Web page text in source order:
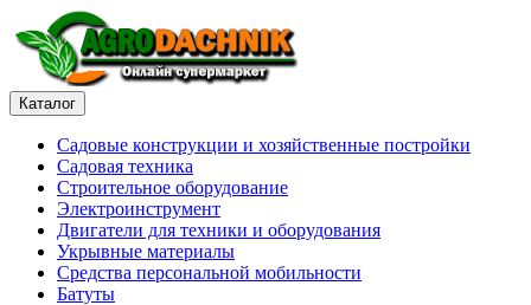
Каталог
Садовые конструкции и хозяйственные постройки
Садовая техника
Строительное оборудование
Электроинструмент
Двигатели для техники и оборудования
Укрывные материалы
Средства персональной мобильности
Батуты